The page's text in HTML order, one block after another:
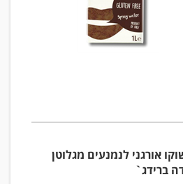
אורגני לנמנעים מגלוטן
ברידג`